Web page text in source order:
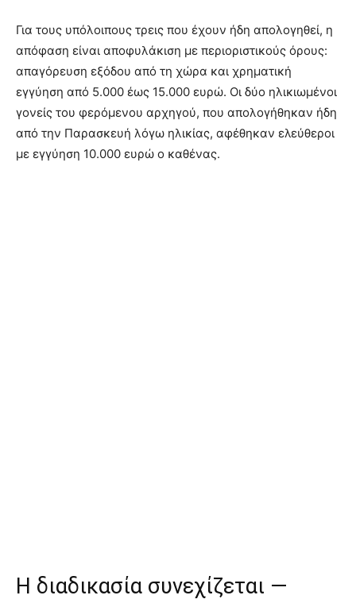
Για τους υπόλοιπους τρεις που έχουν ήδη απολογηθεί, η
απόφαση είναι αποφυλάκιση με περιοριστικούς όρους:
απαγόρευση εξόδου από τη χώρα και χρηματική
εγγύηση από 5.000 έως 15.000 ευρώ. Οι δύο ηλικιωμένοι
γονείς του φερόμενου αρχηγού, που απολογήθηκαν ήδη
από την Παρασκευή λόγω ηλικίας, αφέθηκαν ελεύθεροι
με εγγύηση 10.000 ευρώ ο καθένας.
Η διαδικασία συνεχίζεται —